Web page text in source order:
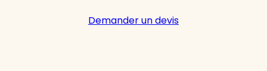
Demander un devis